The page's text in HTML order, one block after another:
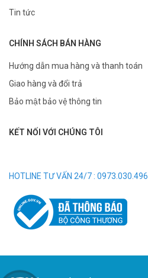
Tin tức
CHÍNH SÁCH BÁN HÀNG
Hướng dẫn mua hàng và thanh toán
Giao hàng và đổi trả
Bảo mật bảo vệ thông tin
KẾT NỐI VỚI CHÚNG TÔI
HOTLINE TƯ VẤN 24/7 : 0973.030.496